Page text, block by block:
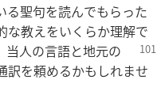
る聖句を読んでもらった
な教えをいくらか理解で
当人の言語と地元の
訳を頼めるかもしれませ